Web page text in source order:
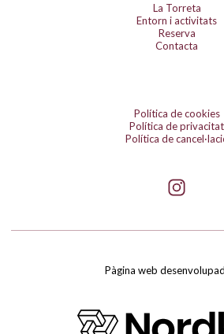
La Torreta
Entorn i activitats
Reserva
Contacta
Política de cookies
Política de privacitat
Política de
Pàgina web